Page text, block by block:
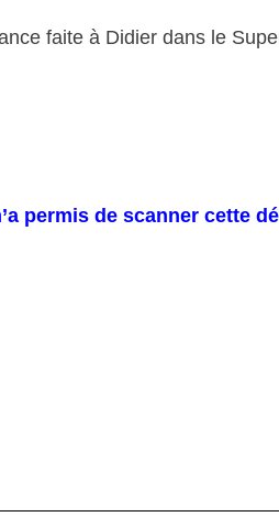
faite à Didier dans le
permis de scanner cette